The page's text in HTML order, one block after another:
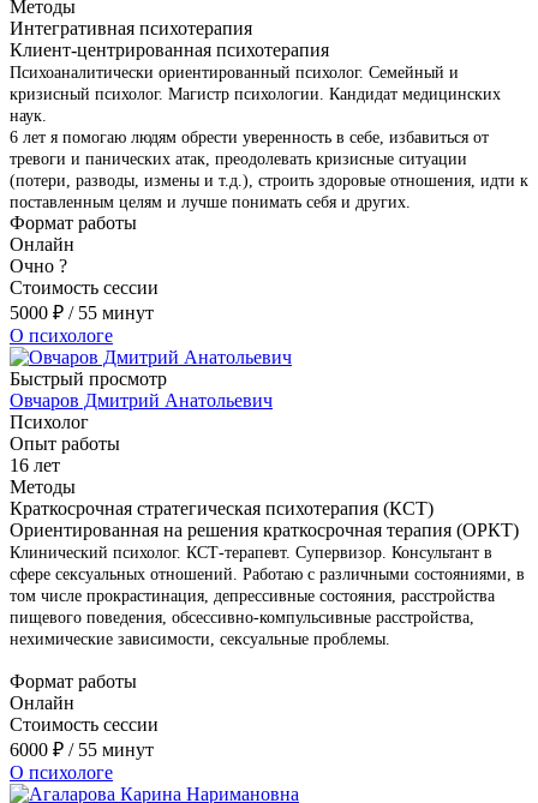
Методы
Интегративная психотерапия
Клиент-центрированная психотерапия
Психоаналитически ориентированный психолог. Семейный и
кризисный психолог. Магистр психологии. Кандидат медицинских
наук.
6 лет я помогаю людям обрести уверенность в себе, избавиться от
тревоги и панических атак, преодолевать кризисные ситуации
(потери, разводы, измены и т.д.), строить здоровые отношения, идти к
поставленным целям и лучше понимать себя и других.
Формат работы
Онлайн
Очно ?
Стоимость сессии
5000 ₽ / 55 минут
О психологе
Быстрый просмотр
Овчаров Дмитрий Анатольевич
Психолог
Опыт работы
16 лет
Методы
Краткосрочная стратегическая психотерапия (КСТ)
Ориентированная на решения краткосрочная терапия (ОРКТ)
Клинический психолог. КСТ-терапевт. Супервизор. Консультант в
сфере сексуальных отношений. Работаю с различными состояниями, в
том числе прокрастинация, депрессивные состояния, расстройства
пищевого поведения, обсессивно-компульсивные расстройства,
нехимические зависимости, сексуальные проблемы.
Формат работы
Онлайн
Стоимость сессии
6000 ₽ / 55 минут
О психологе